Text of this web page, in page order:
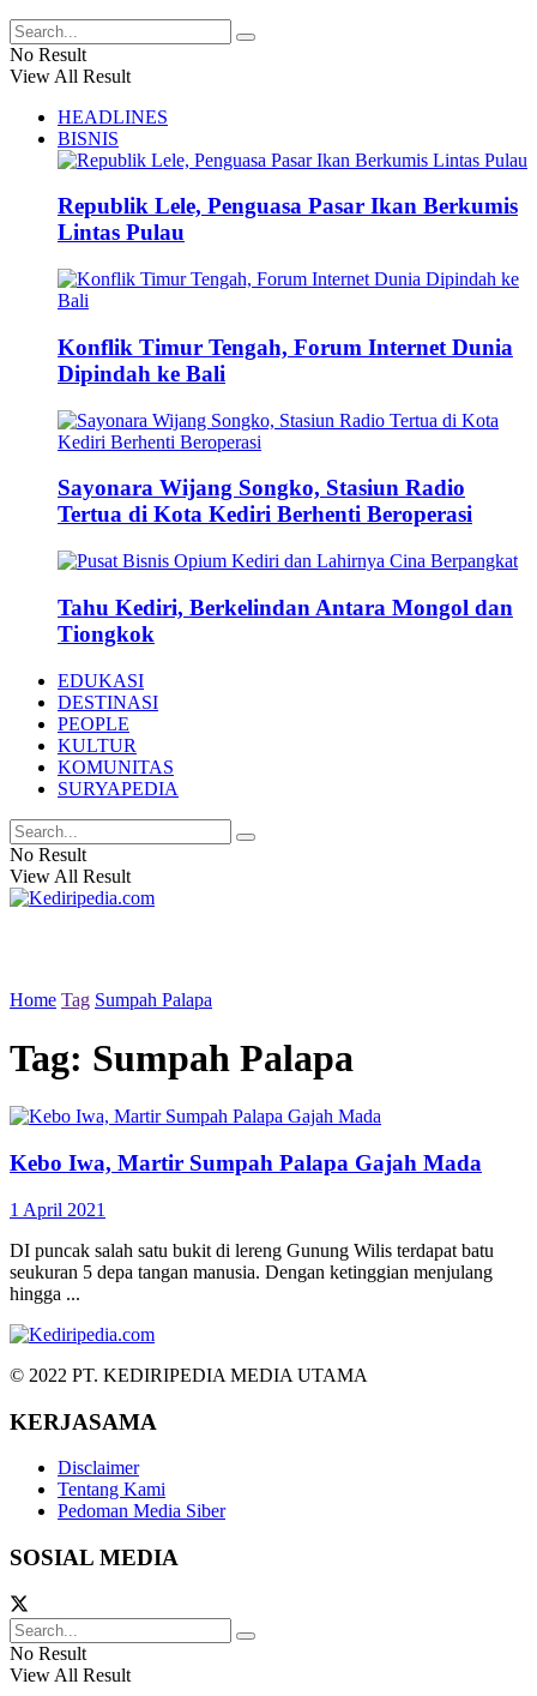
No Result
View All Result
HEADLINES
BISNIS
Republik Lele, Penguasa Pasar Ikan Berkumis
Lintas Pulau
Konflik Timur Tengah, Forum Internet Dunia
Dipindah ke Bali
Sayonara Wijang Songko, Stasiun Radio
Tertua di Kota Kediri Berhenti Beroperasi
Tahu Kediri, Berkelindan Antara Mongol dan
Tiongkok
EDUKASI
DESTINASI
PEOPLE
KULTUR
KOMUNITAS
SURYAPEDIA
No Result
View All Result
Home Tag Sumpah Palapa
Tag: Sumpah Palapa
Kebo Iwa, Martir Sumpah Palapa Gajah Mada
1 April 2021
DI puncak salah satu bukit di lereng Gunung Wilis terdapat batu
seukuran 5 depa tangan manusia. Dengan ketinggian menjulang
hingga ...
© 2022 PT. KEDIRIPEDIA MEDIA UTAMA
KERJASAMA
Disclaimer
Tentang Kami
Pedoman Media Siber
SOSIAL MEDIA
No Result
View All Result